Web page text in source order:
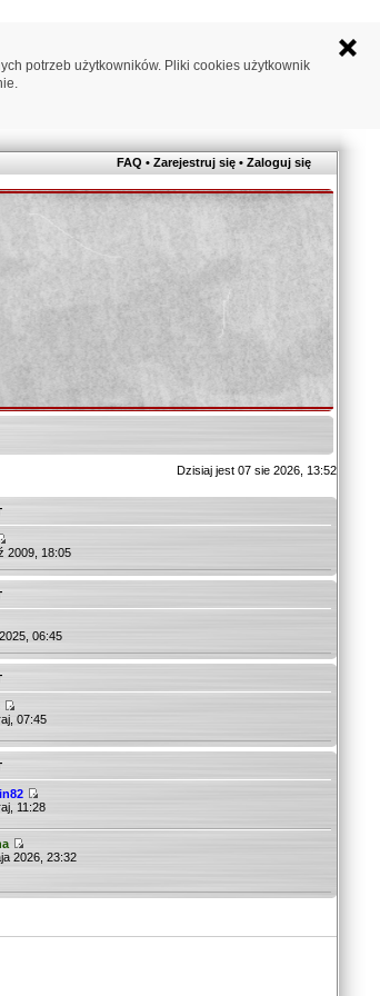
potrzeb użytkowników. Pliki cookies użytkownik
FAQ • Zarejestruj się• Zaloguj się
Dzisiaj jest 07 sie 2026, 13:52
2009, 18:05
06:45
07:45
11:28
2026, 23:32